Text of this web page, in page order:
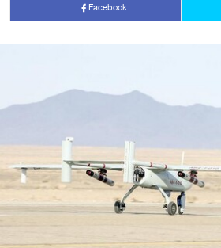
Facebook